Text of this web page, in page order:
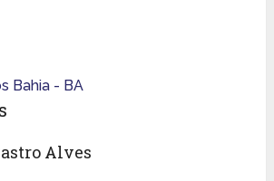
Bahia - BA
Alves